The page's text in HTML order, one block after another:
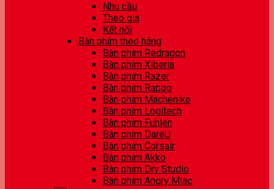
Nhu cầu
Theo giá
Kết nối
Bàn phím theo hãng
Bàn phím Redragon
Bàn phím Xiberia
Bàn phím Razer
Bàn phím Rapoo
Bàn phím Machenike
Bàn phím Logitech
Bàn phím Fuhlen
Bàn phím DareU
Bàn phím Corsair
Bàn phím Akko
Bàn phím Dry Studio
Bàn phím Angry Miao